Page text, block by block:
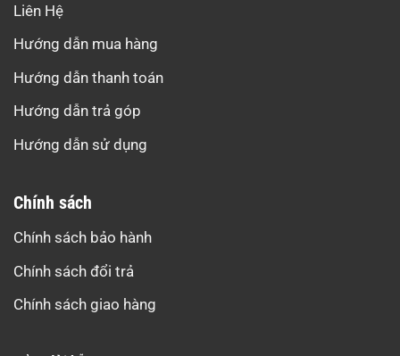
Liên Hệ
Hướng dẫn mua hàng
Hướng dẫn thanh toán
Hướng dẫn trả góp
Hướng dẫn sử dụng
Chính sách
Chính sách bảo hành
Chính sách đổi trả
Chính sách giao hàng